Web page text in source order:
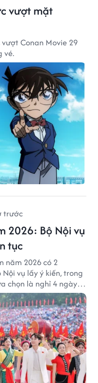
vượt mặt
Conan Movie 29
vé.
trước
2026: Bộ Nội vụ
tục
năm 2026 có 2
vụ lấy ý kiến, trong
chọn là nghỉ 4 ngày
thời hoán đổi 1 ngày